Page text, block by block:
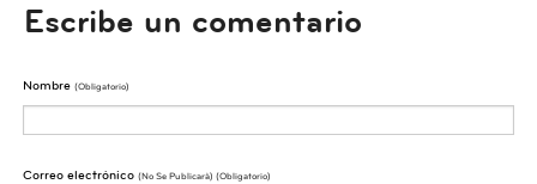
Escribe un comentario
Nombre (obligatorio)
Correo electrónico (No Se Publicarà) (obligatorio)